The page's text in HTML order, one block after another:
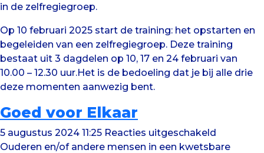
in de zelfregiegroep.
Op 10 februari 2025 start de training: het opstarten en
begeleiden van een zelfregiegroep. Deze training
bestaat uit 3 dagdelen op 10, 17 en 24 februari van
10.00 – 12.30 uur.Het is de bedoeling dat je bij alle drie
deze momenten aanwezig bent.
Goed voor Elkaar
5 augustus 2024 11:25 Reacties uitgeschakeld
Goed
Ouderen en/of andere mensen in een kwetsbare